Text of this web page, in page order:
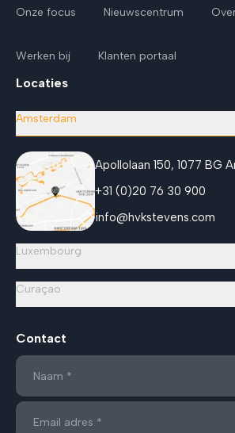
Onze focus Nieuwscentrum
Werken bij Klanten portaal
Locaties
Amsterdam
Apollolaan 150, 1077 BG
+31 (0)20 76 30 900
info@hvkstevens.com
Luxembourg
Curaçao
Contact